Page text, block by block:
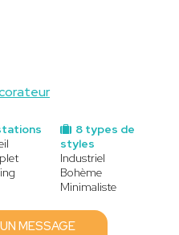
8 types de
styles
Industriel
Bohème
Minimaliste
MESSAGE